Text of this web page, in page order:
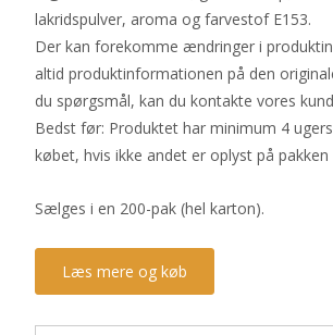
lakridspulver, aroma og farvestof E153.
Der kan forekomme ændringer i
altid produktinformationen på den
du spørgsmål, kan du kontakte vores
Bedst før: Produktet har minimum 4
købet, hvis ikke andet er oplyst på pakken
Sælges i en 200-pak (hel karton).
Læs mere og køb